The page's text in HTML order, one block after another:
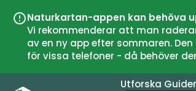
Naturkartan-appen kan behöva
Vi rekommenderar att man
av en ny app efter sommaren.
för vissa telefoner - då behöver
Utforska Guider